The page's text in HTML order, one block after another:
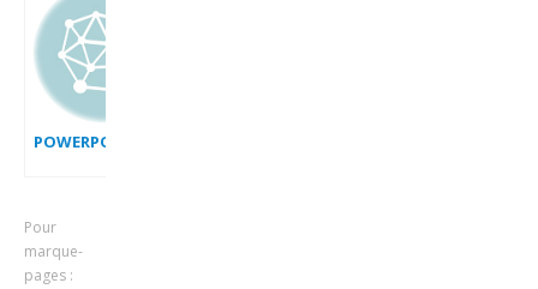
POWERPOINT_2007_EFFET_EFFONDREMENT
Pour
marque-
pages :